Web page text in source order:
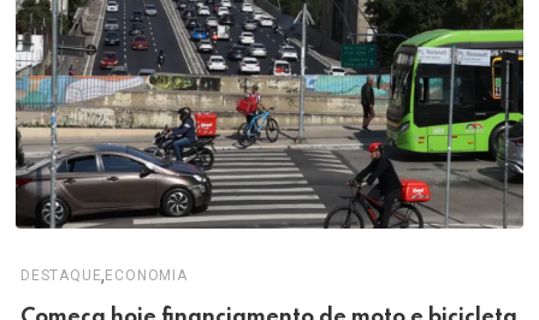
DESTAQUE, ECONOMIA